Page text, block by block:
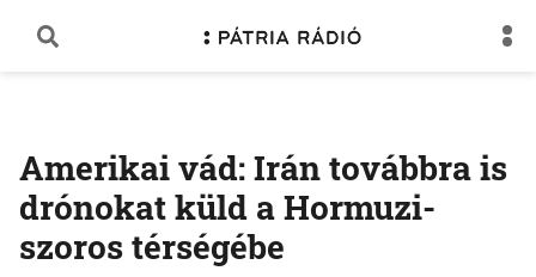
Amerikai vád: Irán továbbra is
drónokat küld a Hormuzi-
szoros térségébe